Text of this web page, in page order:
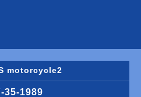
motorcycle2
35-1989